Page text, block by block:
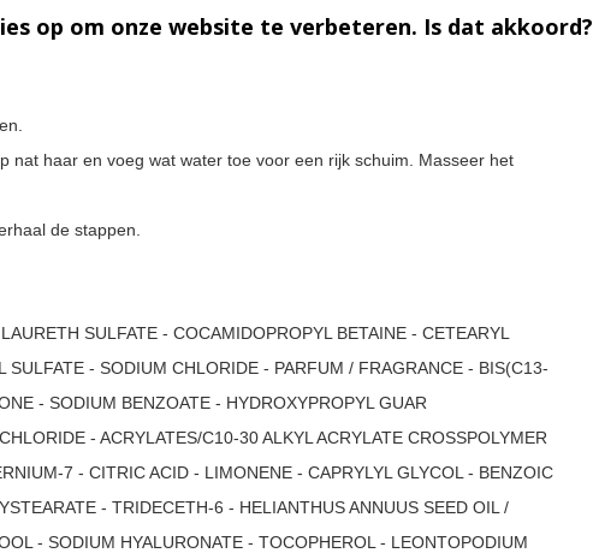
nat haar en voeg wat water toe voor een rijk schuim. Masseer het
de stappen.
SULFATE - COCAMIDOPROPYL BETAINE - CETEARYL
SULFATE - SODIUM CHLORIDE - PARFUM / FRAGRANCE - BIS(C13-
- SODIUM BENZOATE - HYDROXYPROPYL GUAR
- ACRYLATES/C10-30 ALKYL ACRYLATE CROSSPOLYMER
7 - CITRIC ACID - LIMONENE - CAPRYLYL GLYCOL - BENZOIC
- TRIDECETH-6 - HELIANTHUS ANNUUS SEED OIL /
- SODIUM HYALURONATE - TOCOPHEROL - LEONTOPODIUM
op om onze website te verbeteren. Is dat akkoord?